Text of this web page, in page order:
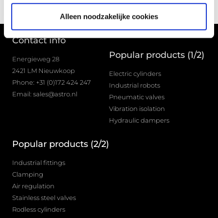
Alleen noodzakelijke cookies
Contact info
Energieweg 28
2421 LM Nieuwkoop
Phone: +31 (0)172 424 247
Email: sales@astro.nl
Popular products (1/2)
Electric cylinders
Industrial robots
Pneumatic valves
Vibration isolation
Hydraulic dampers
Popular products (2/2)
Industrial fittings
Clamping
Air regulation
Stainless steel valves
Rodless cylinders